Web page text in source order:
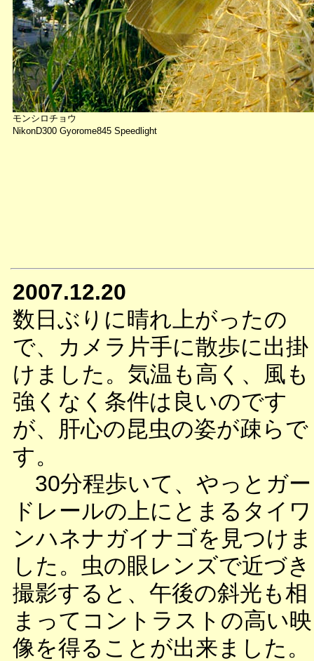
モンシロチョウ
NikonD300 Gyorome845 Speedlight
2007.12.20
数日ぶりに晴れ上がったの
で、カメラ片手に散歩に出掛
けました。気温も高く、風も
強くなく条件は良いのです
が、肝心の昆虫の姿が疎らで
す。
30分程歩いて、やっとガー
ドレールの上にとまるタイワ
ンハネナガイナゴを見つけま
した。虫の眼レンズで近づき
撮影すると、午後の斜光も相
まってコントラストの高い映
像を得ることが出来ました。